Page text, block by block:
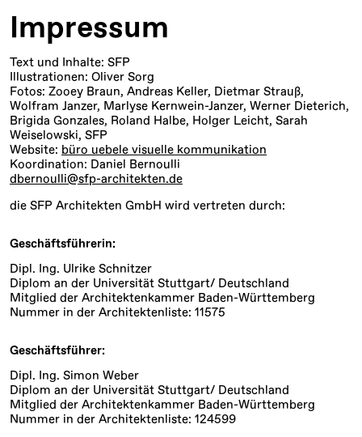
Impressum
Text und Inhalte: SFP
Illustrationen: Oliver Sorg
Fotos: Zooey Braun, Andreas Keller, Dietmar Strauß,
Wolfram Janzer, Marlyse Kernwein-Janzer, Werner Dieterich,
Brigida Gonzales, Roland Halbe, Holger Leicht, Sarah
Weiselowski, SFP
Website: büro uebele visuelle kommunikation
Koordination: Daniel Bernoulli
dbernoulli@sfp-architekten.de
die SFP Architekten GmbH wird vertreten durch:
Geschäftsführerin:
Dipl. Ing. Ulrike Schnitzer
Diplom an der Universität Stuttgart/ Deutschland
Mitglied der Architektenkammer Baden-Württemberg
Nummer in der Architektenliste: 11575
Geschäftsführer:
Dipl. Ing. Simon Weber
Diplom an der Universität Stuttgart/ Deutschland
Mitglied der Architektenkammer Baden-Württemberg
Nummer in der Architektenliste: 124599